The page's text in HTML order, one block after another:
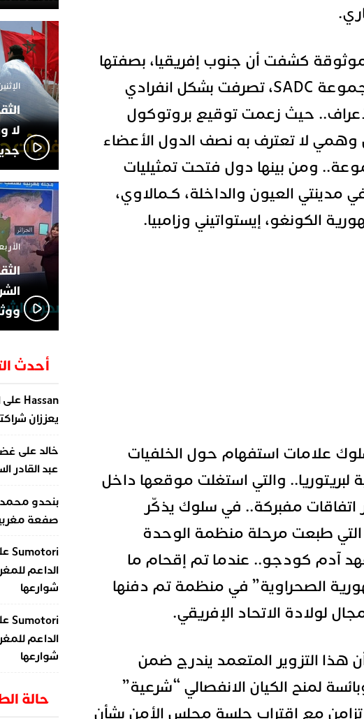
كشفت أن جنوب إفريقيا، بصفتها
سكرتير عام لمجموعة SADC، تصرفت بشكل انفرادي
حيث زعمت توقيع بروتوكول
لا تعترف به نصف الدول الأعضاء
ومن بينها دول فتحت تمثيليات
مدينتي العيون والداخلة، كـمالاوي،
الكونغو، إيستواتيني وزامبيا.
علامات استفهام حول الخلفيات
لبريتوريا.. والتي استغلت موقعها داخل
اتفاقات مفبركة.. في سلوك يذكّر
التي طبعت مرحلة منظمة الوحدة
آدم كودجو.. عندما تم إقحام ما
الصحراوية” في منظمة تم دفنها
لولادة الاتحاد الإفريقي.
هذا التزوير المتعمد يندرج ضمن
لمنح الكيان الانفصالي “شرعية”
مع اقتراب جلسة مجلس الأمن بشأن
الإثنين 18 نوفمبر
لا
الأربعاء 13
أحدث
Hassan على
يعززان
خالد على
عبد القادر
بنحدو محمد
صفعة
Sumotori
الداعم
شوارعها
Sumotori
الداعم
شوارعها
حالة